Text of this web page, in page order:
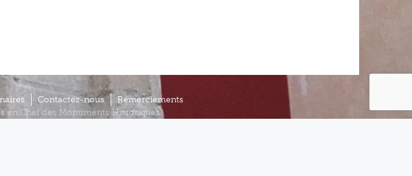
Contactez-nous
Remerciements
en Chef des Monuments Historiques